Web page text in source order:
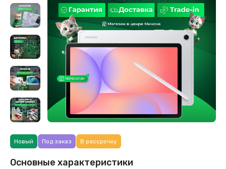
Новый Под заказ В рассрочку
Основные характеристики